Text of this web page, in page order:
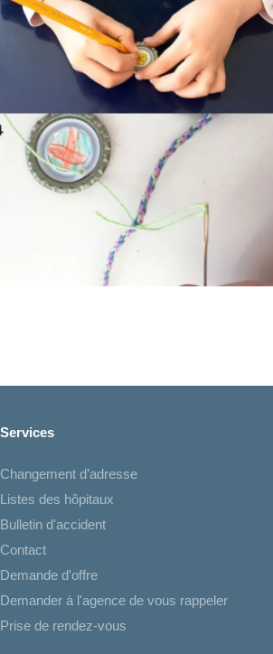
Services
Changement d’adresse
Listes des hôpitaux
Bulletin d'accident
Contact
Demande d'offre
Demander à l'agence de vous rappeler
Prise de rendez-vous